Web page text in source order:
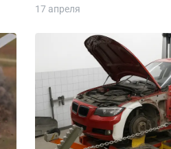
17 апреля